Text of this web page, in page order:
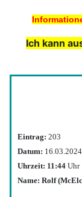
Ich kann
Eintrag: 203
Datum: 16.03.2024
Uhrzeit: 11:44 Uhr
Name: Rolf